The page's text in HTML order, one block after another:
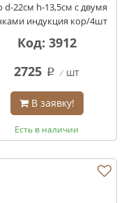
d-22см h-13,5см с двумя
индукция кор/4шт
Код: 3912
2725 q шт
В заявку!
Есть в наличии